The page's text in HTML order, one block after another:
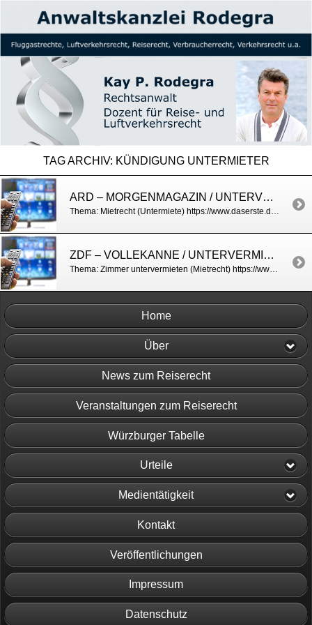
TAG ARCHIV: KÜNDIGUNG UNTERMIETER
ARD – MORGENMAGAZIN / UNTERVERMIETUNG
Thema: Mietrecht (Untermiete) https://www.daserste.de/information/politik-weltgeschehen/morgenmagazin/videos/Service_3005-100.html
ZDF – VOLLEKANNE / UNTERVERMIETUNG
Thema: Zimmer untervermieten (Mietrecht) https://www.zdf.de/verbraucher/volle-kanne/wohnraum-untervermieten-100.html
Home
Über
News zum Reiserecht
Veranstaltungen zum Reiserecht
Würzburger Tabelle
Urteile
Medientätigkeit
Kontakt
Veröffentlichungen
Impressum
Datenschutz